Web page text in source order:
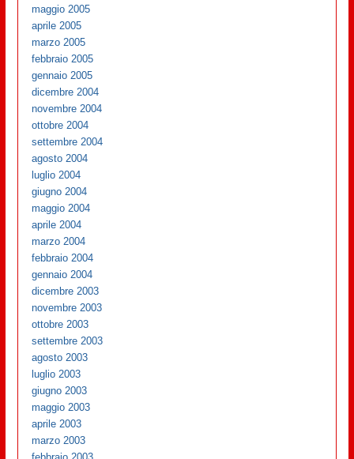
maggio 2005
aprile 2005
marzo 2005
febbraio 2005
gennaio 2005
dicembre 2004
novembre 2004
ottobre 2004
settembre 2004
agosto 2004
luglio 2004
giugno 2004
maggio 2004
aprile 2004
marzo 2004
febbraio 2004
gennaio 2004
dicembre 2003
novembre 2003
ottobre 2003
settembre 2003
agosto 2003
luglio 2003
giugno 2003
maggio 2003
aprile 2003
marzo 2003